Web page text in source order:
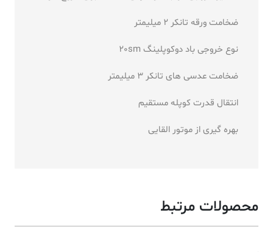
ضخامت ورقه تانکر 2 میلیمتر
نوع خروجی باد دوکوپلینگ 20sm
ضخامت عدسی های تانکر 3 میلیمتر
انتقال قدرت کوپله مستقیم
بهره گیری از موتور القایی
محصولات مرتبط